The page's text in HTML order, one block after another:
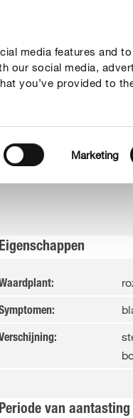
media features and
our social media,
you’ve provided to
Marketing
Onderneming
Eigenschappen
:
:
:
Periode van aantasting